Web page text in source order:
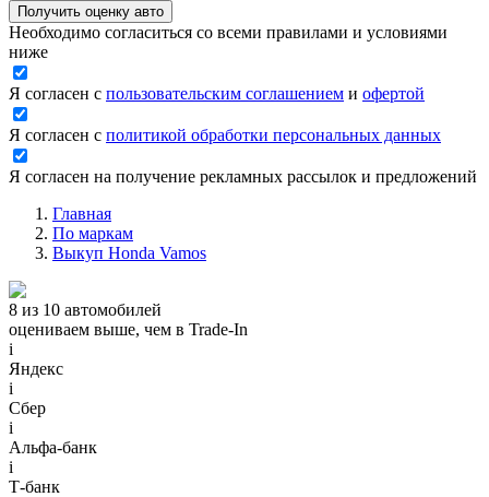
Получить оценку авто
Необходимо согласиться со всеми правилами и условиями
ниже
Я согласен с пользовательским соглашением и офертой
Я согласен с политикой обработки персональных данных
Я согласен на получение рекламных рассылок и предложений
Главная
По маркам
Выкуп Honda Vamos
8 из 10 автомобилей
оцениваем выше, чем в Trade‑In
i
Яндекс
i
Сбер
i
Альфа-банк
i
Т-банк